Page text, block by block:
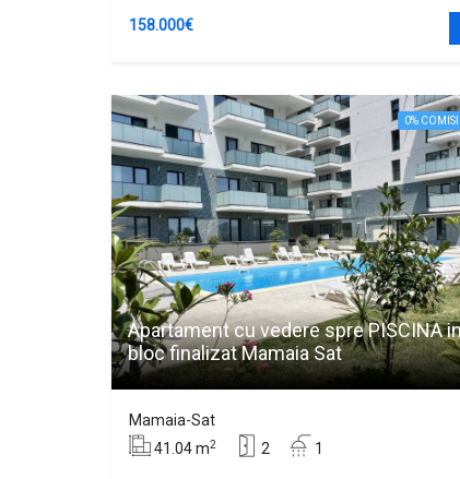
158.000€
0%
Apartament cu vedere spre PISCINA
bloc finalizat Mamaia Sat
Mamaia-Sat
41.04 m2 2 1